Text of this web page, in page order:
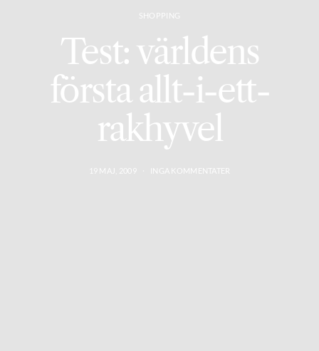
SHOPPING
Test: världens
första allt-i-ett-
rakhyvel
19 MAJ, 2009 INGA KOMMENTATER